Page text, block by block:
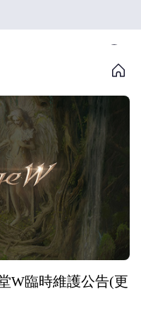
W臨時維護公告(更